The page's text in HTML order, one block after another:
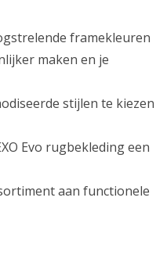
framekleuren
maken en je
stijlen te kiezen
Evo rugbekleding een
aan functionel­e